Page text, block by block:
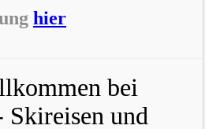
hier
bei
Skireisen und